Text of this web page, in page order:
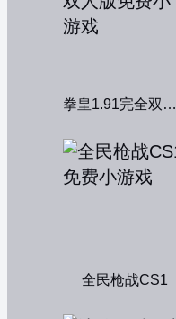
拳皇1.91完全双人版
全民枪战CS1